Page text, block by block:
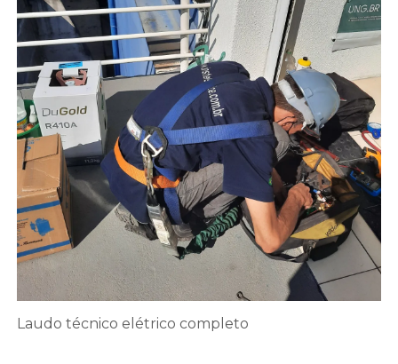
Laudo técnico elétrico completo